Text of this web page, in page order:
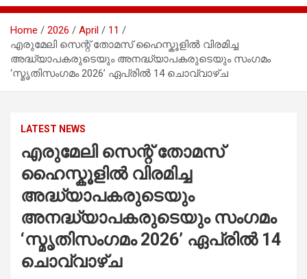
Home 2026 April
11
എരുമേലി സെന്റ് തോമസ് ഹൈസ്കൂളിൽ വിരമിച്ച
അദ്ധ്യാപകരുടെയും അനദ്ധ്യാപകരുടെയും സംഗമം
‘സ്മൃതിസംഗമം 2026’ ഏപ്രിൽ 14 ചൊവ്വാഴ്ച
LATEST NEWS
എരുമേലി സെന്റ് തോമസ്
ഹൈസ്കൂളിൽ വിരമിച്ച
അദ്ധ്യാപകരുടെയും
അനദ്ധ്യാപകരുടെയും സംഗമം
‘സ്മൃതിസംഗമം 2026’ ഏപ്രിൽ 14
ചൊവ്വാഴ്ച